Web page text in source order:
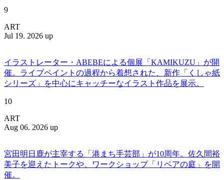
9
ART
Jul 19. 2026 up
イラストレーター・ABEBEによる個展「KAMIKUZU」が開
催。ライブペイントの過程から着想された、新作「くしゃ紙
シリーズ」を中心にキャッチーなイラスト作品を展示。
10
ART
Aug 06. 2026 up
宮田明日鹿が主宰する「港まち手芸部」が10周年。佐久間裕
美子を迎えたトークや、ワークショップ「リペアの庭」を開
催。